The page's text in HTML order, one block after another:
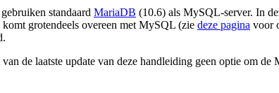
standaard MariaDB (10.6) als MySQL-server. In
grotendeels overeen met MySQL (zie deze pagina voor
de laatste update van deze handleiding geen optie om